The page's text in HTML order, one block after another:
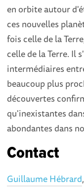
en orbite autour
ces nouvelles
fois celle de la
celle de la Terre. Il
intermédiaires
beaucoup plus
découvertes
qu'inexistantes
abondantes dans
Contact
Guillaume Hébrard